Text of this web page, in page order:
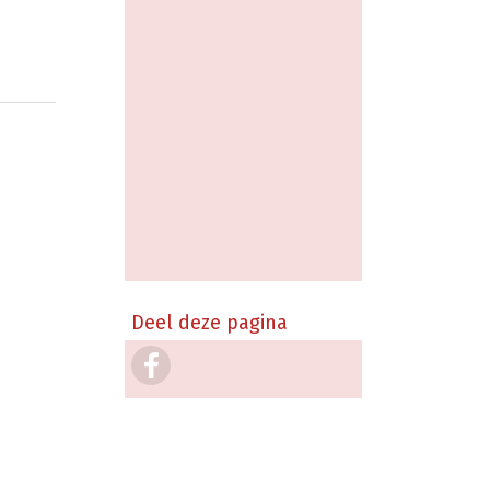
Deel deze pagina